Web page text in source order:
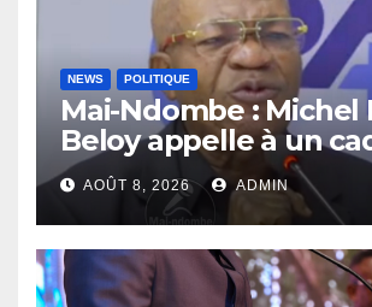
NEWS POLITIQUE
Mai-Ndombe : Michel
Beloy appelle à un
concertation avant la
du dialogue inclusif
AOÛT 8, 2026 ADMIN